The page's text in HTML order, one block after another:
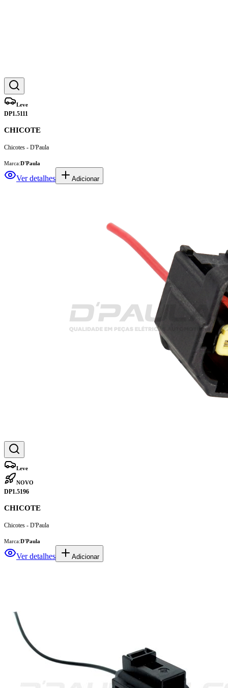
Leve
DP1.5111
CHICOTE
Chicotes - D'Paula
Marca:D'Paula
Ver detalhes Adicionar
Leve
NOVO
DP1.5196
CHICOTE
Chicotes - D'Paula
Marca:D'Paula
Ver detalhes Adicionar